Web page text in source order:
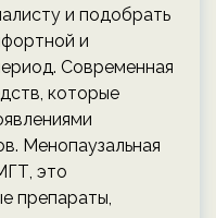
и подобрать
и
Современная
которые
Менопаузальная
это
препараты,